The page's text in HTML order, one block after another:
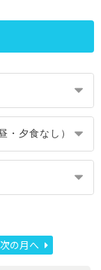
次の月へ